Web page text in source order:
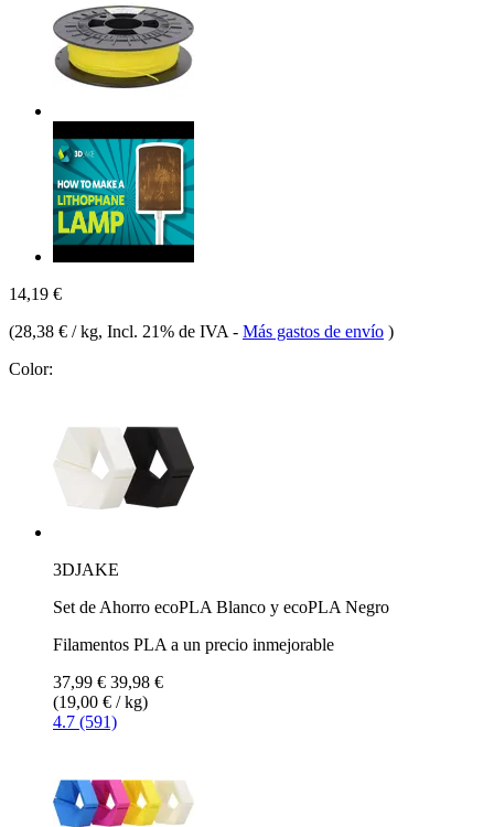
14,19 €
(28,38 € / kg, Incl. 21% de IVA - Más gastos de envío )
Color:
3DJAKE
Set de Ahorro ecoPLA Blanco y ecoPLA Negro
Filamentos PLA a un precio inmejorable
37,99 € 39,98 €
(19,00 € / kg)
4.7 (591)